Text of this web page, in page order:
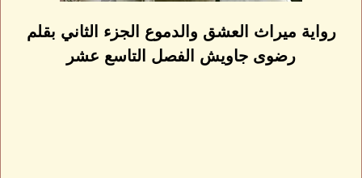
رواية ميراث العشق والدموع الجزء الثاني بقلم
رضوى جاويش الفصل التاسع عشر